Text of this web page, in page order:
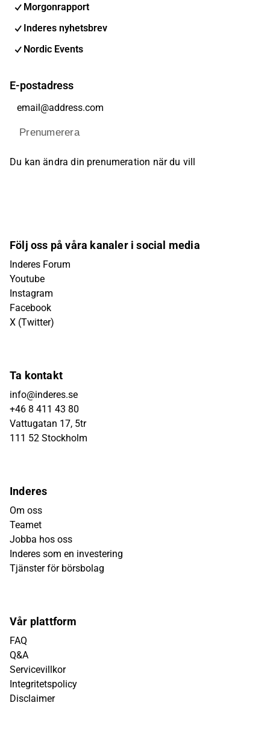
Morgonrapport
Inderes nyhetsbrev
Nordic Events
E-postadress
Prenumerera
Du kan ändra din prenumeration när du vill
Följ oss på våra kanaler i social media
Inderes Forum
Youtube
Instagram
Facebook
X (Twitter)
Ta kontakt
info@inderes.se
+46 8 411 43 80
Vattugatan 17, 5tr
111 52 Stockholm
Inderes
Om oss
Teamet
Jobba hos oss
Inderes som en investering
Tjänster för börsbolag
Vår plattform
FAQ
Q&A
Servicevillkor
Integritetspolicy
Disclaimer